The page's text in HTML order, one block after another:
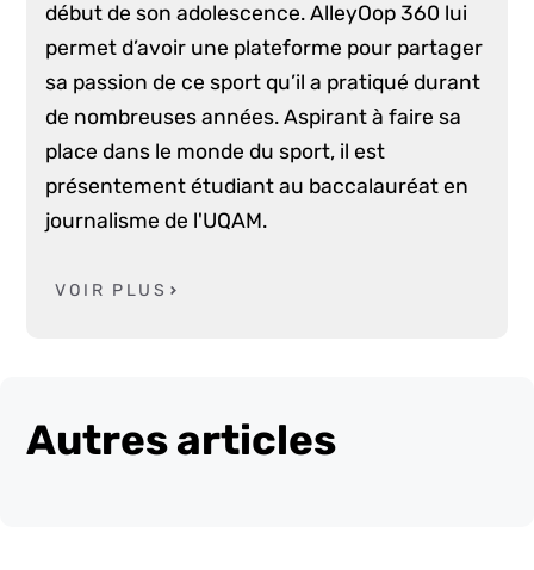
début de son adolescence. AlleyOop 360 lui
permet d’avoir une plateforme pour partager
sa passion de ce sport qu’il a pratiqué durant
de nombreuses années. Aspirant à faire sa
place dans le monde du sport, il est
présentement étudiant au baccalauréat en
journalisme de l'UQAM.
VOIR PLUS
Autres articles